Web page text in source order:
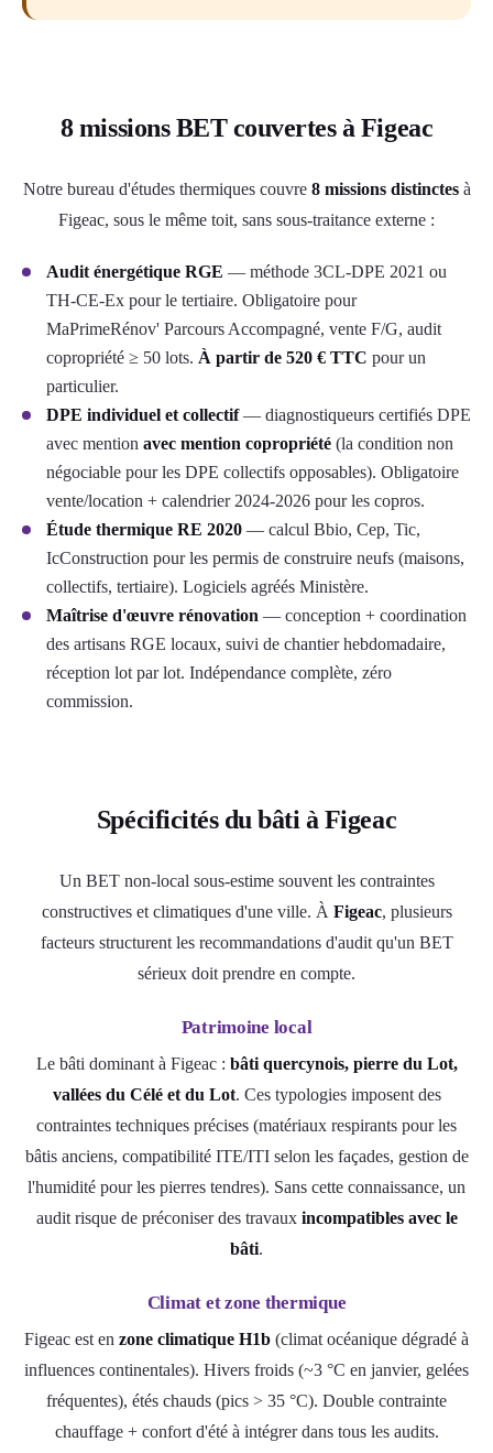
8 missions BET couvertes à Figeac
Notre bureau d'études thermiques couvre 8 missions distinctesà
Figeac, sous le même toit, sans sous-traitance externe :
Audit énergétique RGE — méthode 3CL-DPE 2021 ou
TH-CE-Ex pour le tertiaire. Obligatoire pour
MaPrimeRénov' Parcours Accompagné, vente F/G, audit
copropriété ≥ 50 lots. À partir de 520 € TTC pour un
particulier.
DPE individuel et collectif— diagnostiqueurs certifiés DPE
avec mention avec mention copropriété (la condition non
négociable pour les DPE collectifs opposables). Obligatoire
vente/location + calendrier 2024-2026 pour les copros.
Étude thermique RE 2020 — calcul Bbio, Cep, Tic,
IcConstruction pour les permis de construire neufs (maisons,
collectifs, tertiaire). Logiciels agréés Ministère.
Maîtrise d'œuvre rénovation — conception + coordination
des artisans RGE locaux, suivi de chantier hebdomadaire,
réception lot par lot. Indépendance complète, zéro
commission.
Spécificités du bâti à Figeac
Un BET non-local sous-estime souvent les contraintes
constructives et climatiques d'une ville. À Figeac, plusieurs
facteurs structurent les recommandations d'audit qu'un BET
sérieux doit prendre en compte.
Patrimoine local
Le bâti dominant à Figeac : bâti quercynois, pierre du Lot,
vallées du Célé et du Lot. Ces typologies imposent des
contraintes techniques précises (matériaux respirants pour les
bâtis anciens, compatibilité ITE/ITI selon les façades, gestion de
l'humidité pour les pierres tendres). Sans cette connaissance, un
audit risque de préconiser des travaux incompatibles avec le
bâti.
Climat et zone thermique
Figeac est en zone climatique H1b (climat océanique dégradé à
influences continentales). Hivers froids (~3 °C en janvier, gelées
fréquentes), étés chauds (pics > 35 °C). Double contrainte
chauffage + confort d'été à intégrer dans tous les audits.